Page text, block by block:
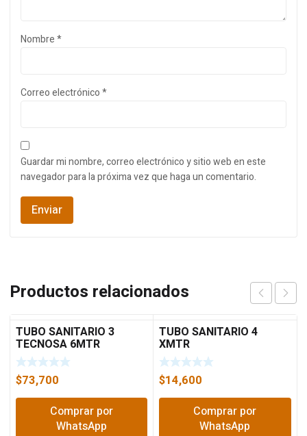
Nombre*
Correo electrónico*
Guardar mi nombre, correo electrónico y sitio web en este
navegador para la próxima vez que haga un comentario.
Productos relacionados
TUBO SANITARIO 3
TECNOSA 6MTR
$73,700
Comprar por
WhatsApp
TUBO SANITARIO 4
XMTR
$14,600
Comprar por
WhatsApp